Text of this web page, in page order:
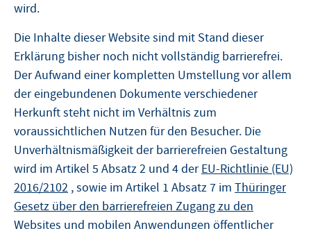
wird.
Die Inhalte dieser Website sind mit Stand dieser
Erklärung bisher noch nicht vollständig barrierefrei.
Der Aufwand einer kompletten Umstellung vor allem
der eingebundenen Dokumente verschiedener
Herkunft steht nicht im Verhältnis zum
voraussichtlichen Nutzen für den Besucher. Die
Unverhältnismäßigkeit der barrierefreien Gestaltung
wird im Artikel 5 Absatz 2 und 4 derEU-Richtlinie (EU)
2016/2102 , sowie im Artikel 1 Absatz 7 im Thüringer
Gesetz über den barrierefreien Zugang zu den
Websites und mobilen Anwendungen öffentlicher